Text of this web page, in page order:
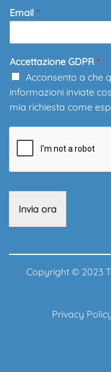
Email *
Accettazione GDPR *
Acconsento a che
informazioni inviate
mia richiesta come
Invia ora
Copyright © 2023
Privacy